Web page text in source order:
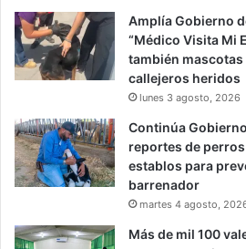
Amplía Gobierno
“Médico Visita Mi
también
callejeros heridos
lunes 3 agosto, 2026
Continúa
reportes de
establos para
barrenador
martes 4 agosto,
Más de mil 100